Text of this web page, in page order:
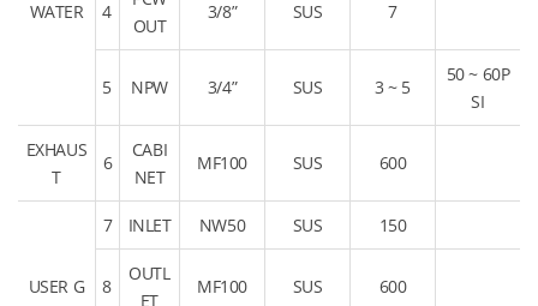
WATER 4
OUT
3/8” SUS 7
5 NPW 3/4” SUS 3 ~ 5
50 ~ 60P
SI
EXHAUS
T
6
CABI
NET
MF100 SUS 600
USER G
7 INLET NW50 SUS 150
8
OUTL
ET
MF100 SUS 600